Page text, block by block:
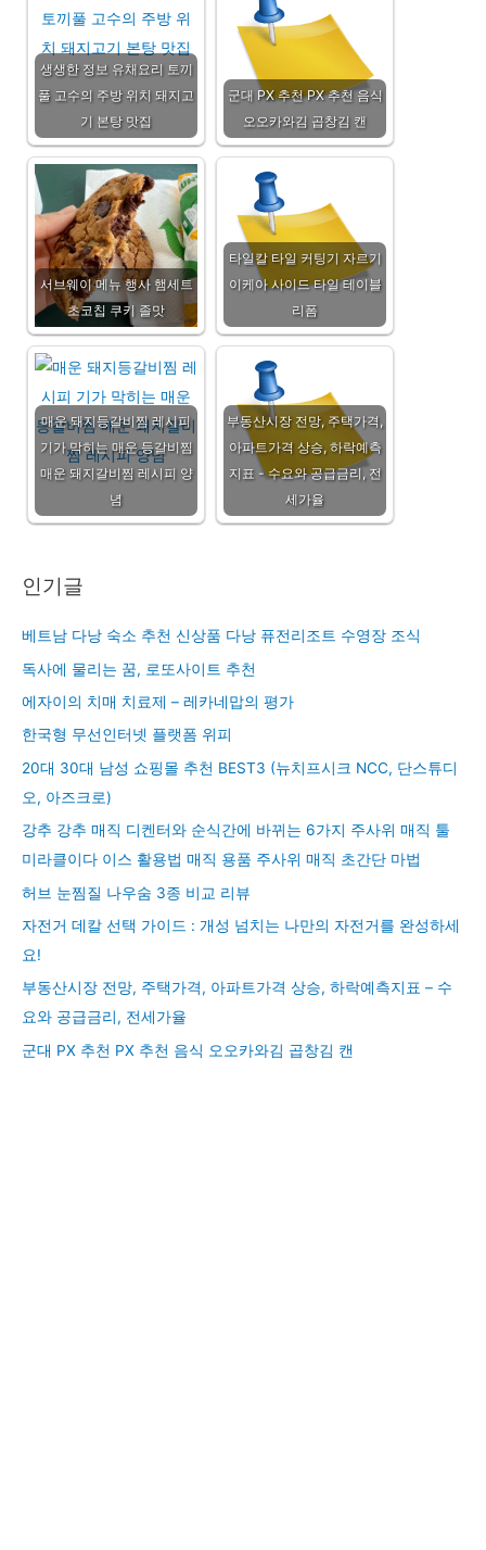
생생한 정보 유채요리 토끼
풀 고수의 주방 위치 돼지고
기 본탕 맛집
군대 PX 추천 PX 추천 음식
오오카와김 곱창김 캔
서브웨이 메뉴 행사 햄세트
초코칩 쿠키 졸맛
타일칼 타일 커팅기 자르기
이케아 사이드 타일 테이블
리폼
매운 돼지등갈비찜 레시피
기가 막히는 매운 등갈비찜
매운 돼지갈비찜 레시피 양
념
부동산시장 전망, 주택가격,
아파트가격 상승, 하락예측
지표 - 수요와 공급금리, 전
세가율
인기글
베트남 다낭 숙소 추천 신상품 다낭 퓨전리조트 수영장 조식
독사에 물리는 꿈, 로또사이트 추천
에자이의 치매 치료제 – 레카네맙의 평가
한국형 무선인터넷 플랫폼 위피
20대 30대 남성 쇼핑몰 추천 BEST3 (뉴치프시크 NCC, 단스튜디
오, 아즈크로)
강추 강추 매직 디켄터와 순식간에 바뀌는 6가지 주사위 매직 툴
미라클이다 이스 활용법 매직 용품 주사위 매직 초간단 마법
허브 눈찜질 나우숨 3종 비교 리뷰
자전거 데칼 선택 가이드 : 개성 넘치는 나만의 자전거를 완성하세
요!
부동산시장 전망, 주택가격, 아파트가격 상승, 하락예측지표 – 수
요와 공급금리, 전세가율
군대 PX 추천 PX 추천 음식 오오카와김 곱창김 캔